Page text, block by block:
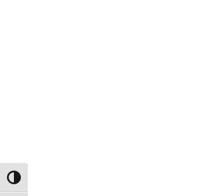
Alternar alto contraste